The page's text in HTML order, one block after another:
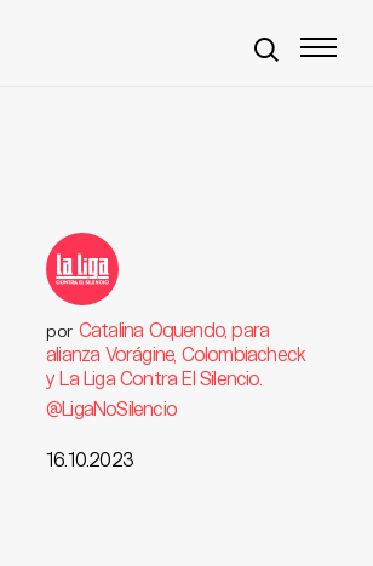
por Catalina Oquendo, para
alianza Vorágine, Colombiacheck
y La Liga Contra El Silencio.
@LigaNoSilencio
16.10.2023